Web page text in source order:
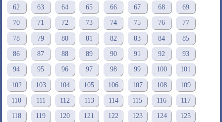
62 63 64 65 66 67 68 69
70 71 72 73 74 75 76 77
78 79 80 81 82 83 84 85
86 87 88 89 90 91 92 93
94 95 96 97 98 99 100 101
102 103 104 105 106 107 108 109
110 111 112 113 114 115 116 117
118 119 120 121 122 123 124 125